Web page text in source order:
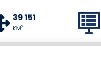
39 151
KM2